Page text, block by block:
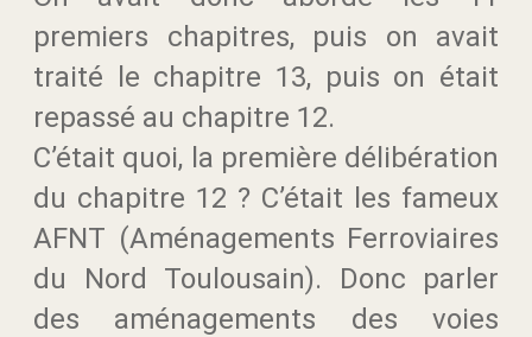
premiers chapitres, puis on avait
traité le chapitre 13, puis on était
repassé au chapitre 12.
C’était quoi, la première délibération
du chapitre 12 ? C’était les fameux
AFNT (Aménagements Ferroviaires
du Nord Toulousain). Donc parler
des aménagements des voies